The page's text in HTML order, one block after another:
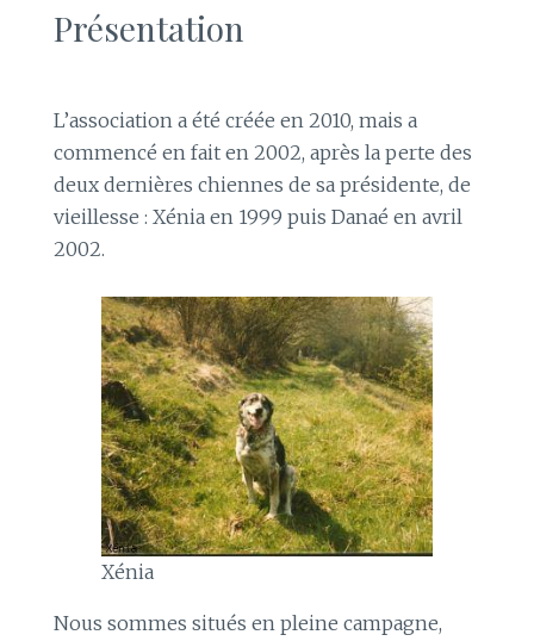
Présentation
L’association a été créée en 2010, mais a
commencé en fait en 2002, après la perte des
deux dernières chiennes de sa présidente, de
vieillesse : Xénia en 1999 puis Danaé en avril
2002.
Xénia
Nous sommes situés en pleine campagne,